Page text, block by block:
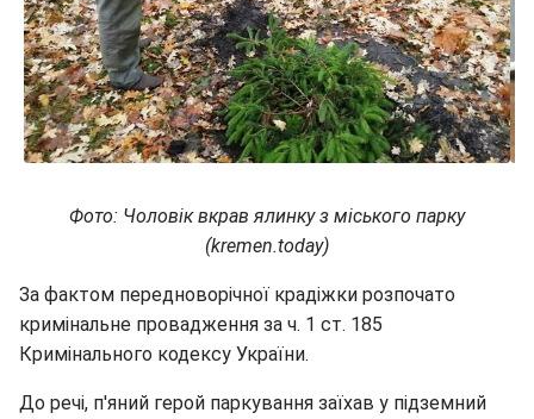
Фото: Чоловік вкрав ялинку з міського парку
(kremen.today)
За фактом передноворічної крадіжки розпочато
кримінальне провадження за ч. 1 ст. 185
Кримінального кодексу України.
До речі, п'яний герой паркування заїхав у підземний